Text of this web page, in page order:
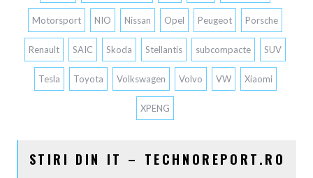
Motorsport NIO Nissan Opel Peugeot Porsche
Renault SAIC Skoda Stellantis subcompacte SUV
Tesla Toyota Volkswagen Volvo VW Xiaomi
XPENG
STIRI DIN IT – TECHNOREPORT.RO